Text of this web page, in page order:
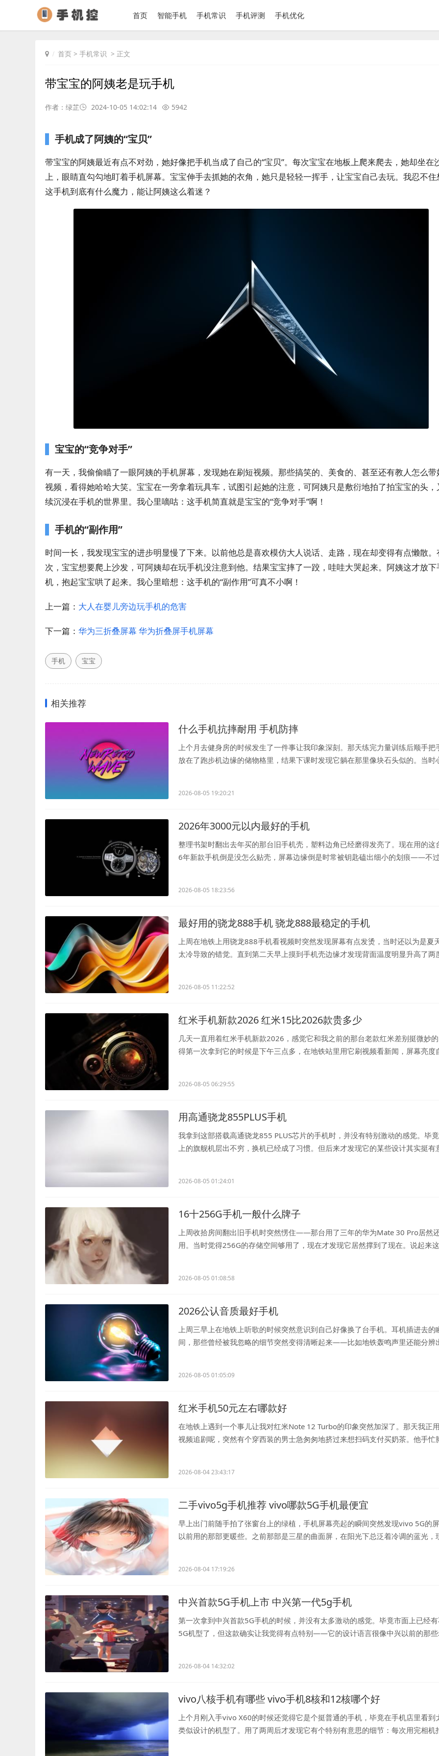
首页 智能手机 手机常识 手机评测 手机优化
首页 > 手机常识 > 正文
带宝宝的阿姨老是玩手机
作者：绿芷 2024-10-05 14:02:14 5942
手机成了阿姨的“宝贝”
带宝宝的阿姨最近有点不对劲，她好像把手机当成了自己的“宝贝”。每次宝宝在地板上爬来爬去，她却坐在
上，眼睛直勾勾地盯着手机屏幕。宝宝伸手去抓她的衣角，她只是轻轻一挥手，让宝宝自己去玩。我忍不住
这手机到底有什么魔力，能让阿姨这么着迷？
宝宝的“竞争对手”
有一天，我偷偷瞄了一眼阿姨的手机屏幕，发现她在刷短视频。那些搞笑的、美食的、甚至还有教人怎么带
视频，看得她哈哈大笑。宝宝在一旁拿着玩具车，试图引起她的注意，可阿姨只是敷衍地拍了拍宝宝的头，
续沉浸在手机的世界里。我心里嘀咕：这手机简直就是宝宝的“竞争对手”啊！
手机的“副作用”
时间一长，我发现宝宝的进步明显慢了下来。以前他总是喜欢模仿大人说话、走路，现在却变得有点懒散。
次，宝宝想要爬上沙发，可阿姨却在玩手机没注意到他。结果宝宝摔了一跤，哇哇大哭起来。阿姨这才放下
机，抱起宝宝哄了起来。我心里暗想：这手机的“副作用”可真不小啊！
上一篇： 大人在婴儿旁边玩手机的危害
下一篇： 华为三折叠屏幕 华为折叠屏手机屏幕
手机 宝宝
相关推荐
什么手机抗摔耐用 手机防摔
上个月去健身房的时候发生了一件事让我印象深刻。那天练完力量训练后顺手把
放在了跑步机边缘的储物格里，结果下课时发现它躺在那里像块石头似的。当时
2026-08-05 19:20:21
2026年3000元以内最好的手机
整理书架时翻出去年买的那台旧手机壳，塑料边角已经磨得发亮了。现在用的这
6年新款手机倒是没怎么贴壳，屏幕边缘倒是时常被钥匙磕出细小的划痕——不
2026-08-05 18:23:56
最好用的骁龙888手机 骁龙888最稳定的手机
上周在地铁上用骁龙888手机看视频时突然发现屏幕有点发烫，当时还以为是夏
太冷导致的错觉。直到第二天早上摸到手机壳边缘才发现背面温度明显升高了两
2026-08-05 11:22:52
红米手机新款2026 红米15比2026款贵多少
几天一直用着红米手机新款2026，感觉它和我之前的那台老款红米差别挺微妙
得第一次拿到它的时候是下午三点多，在地铁站里用它刷视频看新闻，屏幕亮度
2026-08-05 06:29:55
用高通骁龙855PLUS手机
我拿到这部搭载高通骁龙855 PLUS芯片的手机时，并没有特别激动的感觉。毕
上的旗舰机层出不穷，换机已经成了习惯。但后来才发现它的某些设计其实挺有
2026-08-05 01:24:01
16十256G手机一般什么牌子
上周收拾房间翻出旧手机时突然愣住——那台用了三年的华为Mate 30 Pro居然
用。当时觉得256G的存储空间够用了，现在才发现它居然撑到了现在。说起来
2026-08-05 01:08:58
2026公认音质最好手机
上周三早上在地铁上听歌的时候突然意识到自己好像换了台手机。耳机插进去的
间，那些曾经被我忽略的细节突然变得清晰起来——比如地铁轰鸣声里还能分辨
2026-08-05 01:05:09
红米手机50元左右哪款好
在地铁上遇到一个事儿让我对红米Note 12 Turbo的印象突然加深了。那天我正
视频追剧呢，突然有个穿西装的男士急匆匆地挤过来想扫码支付买奶茶。他手忙
2026-08-04 23:43:17
二手vivo5g手机推荐 vivo哪款5G手机最便宜
早上出门前随手拍了张窗台上的绿植，手机屏幕亮起的瞬间突然发现vivo 5G的
以前用的那部更暖些。之前那部是三星的曲面屏，在阳光下总泛着冷调的蓝光，
2026-08-04 17:19:26
中兴首款5G手机上市 中兴第一代5g手机
第一次拿到中兴首款5G手机的时候，并没有太多激动的感觉。毕竟市面上已经
5G机型了，但这款确实让我觉得有点特别——它的设计语言很像中兴以前的那
2026-08-04 14:32:02
vivo八核手机有哪些 vivo手机8核和12核哪个好
上个月刚入手vivo X60的时候还觉得它是个挺普通的手机，毕竟在手机店里看到
类似设计的机型了。用了两周后才发现它有个特别有意思的细节：每次用完相机